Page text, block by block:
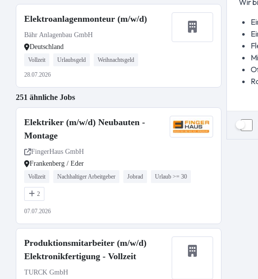
Elektroanlagenmonteur (m/w/d)
Bähr Anlagenbau GmbH
Deutschland
Vollzeit Urlaubsgeld Weihnachtsgeld
28.07.2026
251 ähnliche Jobs
Elektriker (m/w/d) Neubauten -
Montage
FingerHaus GmbH
Frankenberg / Eder
Vollzeit Nachhaltiger Arbeitgeber Jobrad Urlaub >= 30
2
07.07.2026
Produktionsmitarbeiter (m/w/d)
Elektronikfertigung - Vollzeit
TURCK GmbH